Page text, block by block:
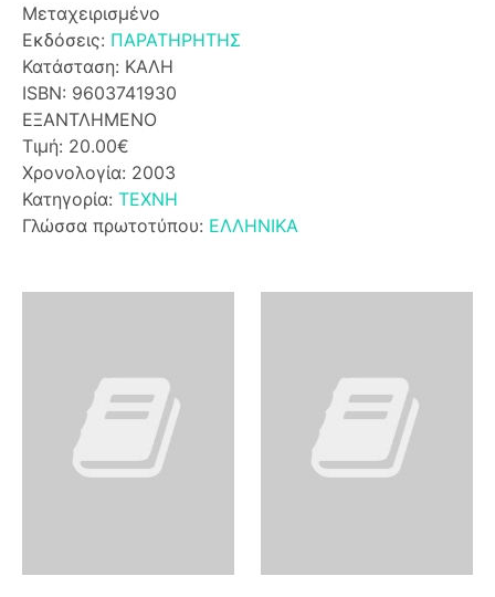
Μεταχειρισμένο
Εκδόσεις: ΠΑΡΑΤΗΡΗΤΗΣ
Κατάσταση: ΚΑΛΗ
ISBN: 9603741930
ΕΞΑΝΤΛΗΜΕΝΟ
Τιμή: 20.00€
Χρονολογία: 2003
Κατηγορία: ΤΕΧΝΗ
Γλώσσα πρωτοτύπου: ΕΛΛΗΝΙΚΑ